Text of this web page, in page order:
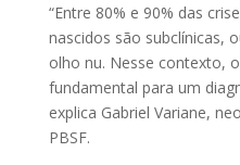
“Entre 80% e 90% das
nascidos são subclínicas,
olho nu. Nesse contexto,
fundamental para um
explica Gabriel Variane,
PBSF.